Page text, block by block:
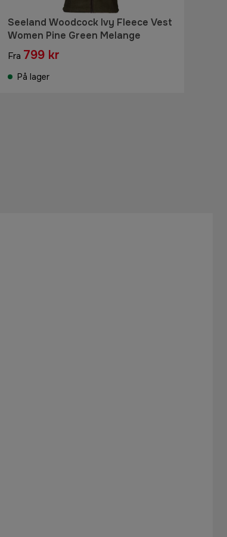
Seeland Woodcock Ivy Fleece Vest
Women Pine Green Melange
Fra 799 kr
På lager